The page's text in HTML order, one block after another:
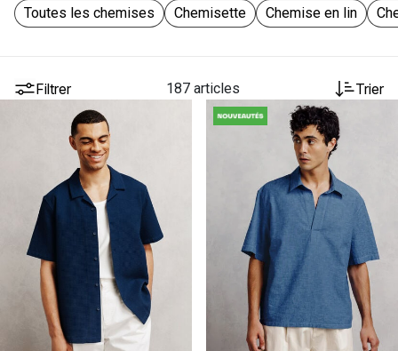
Toutes les chemises Chemisette Chemise en lin
Filtrer 187 articles Trier